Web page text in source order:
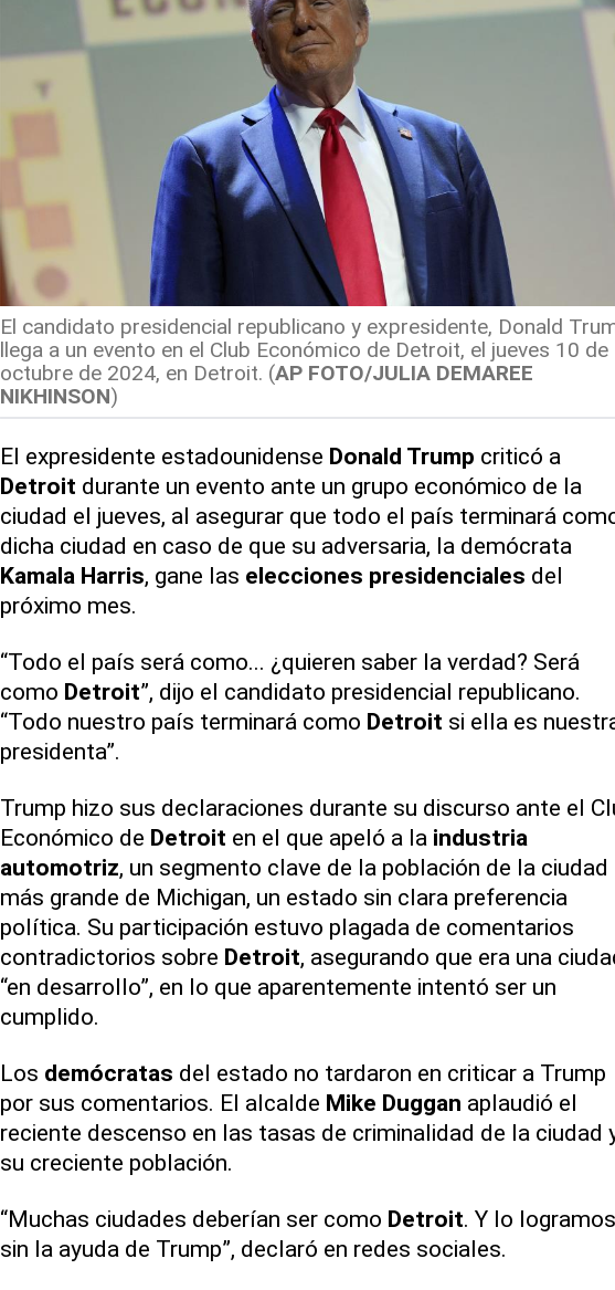
El candidato presidencial republicano y expresidente, Donald
llega a un evento en el Club Económico de Detroit, el jueves 10 de
octubre de 2024, en Detroit. (AP FOTO/JULIA DEMAREE
NIKHINSON)
El expresidente estadounidense Donald Trump criticó a
Detroit durante un evento ante un grupo económico de la
ciudad el jueves, al asegurar que todo el país terminará
dicha ciudad en caso de que su adversaria, la demócrata
Kamala Harris, gane las elecciones presidenciales del
próximo mes.
“Todo el país será como... ¿quieren saber la verdad? Será
como Detroit”, dijo el candidato presidencial republicano.
“Todo nuestro país terminará como Detroit si ella es
presidenta”.
Trump hizo sus declaraciones durante su discurso ante el
Económico de Detroit en el que apeló a la industria
automotriz, un segmento clave de la población de la ciudad
más grande de Michigan, un estado sin clara preferencia
política. Su participación estuvo plagada de comentarios
contradictorios sobre Detroit, asegurando que era una
“en desarrollo”, en lo que aparentemente intentó ser un
cumplido.
Los demócratas del estado no tardaron en criticar a Trump
por sus comentarios. El alcalde Mike Duggan aplaudió el
reciente descenso en las tasas de criminalidad de la ciudad
su creciente población.
“Muchas ciudades deberían ser como Detroit. Y lo logramos
sin la ayuda de Trump”, declaró en redes sociales.